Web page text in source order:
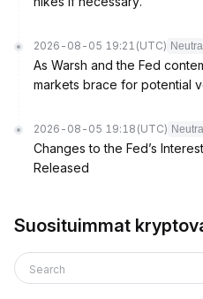
2026-08-05 19:21 (UTC)
As Warsh and the Fed
markets brace for potential
2026-08-05 19:18 (UTC)
Changes to the Fed’s
Released
Suosituimmat
Search